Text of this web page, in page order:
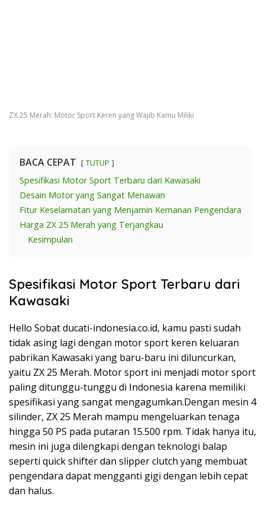
ZX 25 Merah: Motor Sport Keren yang Wajib Kamu Miliki
BACA CEPAT TUTUP
Spesifikasi Motor Sport Terbaru dari Kawasaki
Desain Motor yang Sangat Menawan
Fitur Keselamatan yang Menjamin Kemanan Pengendara
Harga ZX 25 Merah yang Terjangkau
Kesimpulan
Spesifikasi Motor Sport Terbaru dari
Kawasaki
Hello Sobat ducati-indonesia.co.id, kamu pasti sudah
tidak asing lagi dengan motor sport keren keluaran
pabrikan Kawasaki yang baru-baru ini diluncurkan,
yaitu ZX 25 Merah. Motor sport ini menjadi motor sport
paling ditunggu-tunggu di Indonesia karena memiliki
spesifikasi yang sangat mengagumkan.Dengan mesin 4
silinder, ZX 25 Merah mampu mengeluarkan tenaga
hingga 50 PS pada putaran 15.500 rpm. Tidak hanya itu,
mesin ini juga dilengkapi dengan teknologi balap
seperti quick shifter dan slipper clutch yang membuat
pengendara dapat mengganti gigi dengan lebih cepat
dan halus.